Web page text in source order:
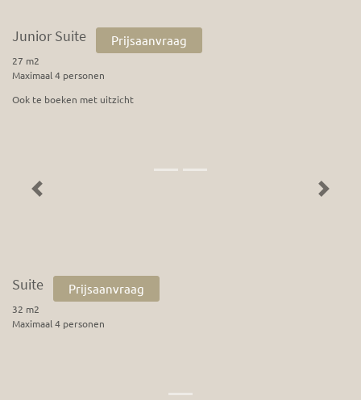
Junior Suite Prijsaanvraag
27 m2
Maximaal 4 personen
Ook te boeken met uitzicht
Previous Next
Suite Prijsaanvraag
32 m2
Maximaal 4 personen